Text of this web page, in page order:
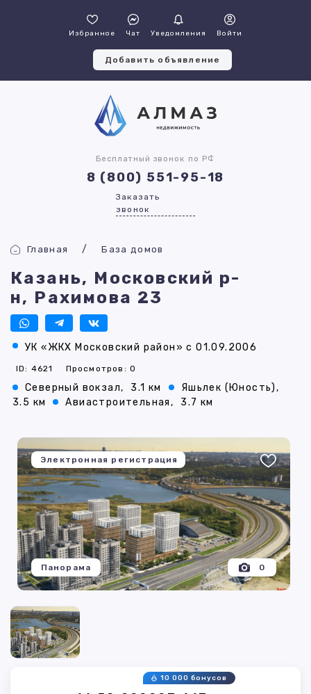
Избранное Чат Уведомления Войти
Добавить объявление
Бесплатный звонок по РФ
8 (800) 551-95-18
Заказать
звонок
Главная База домов
Казань, Московский р-
н, Рахимова 23
УК «ЖКХ Московский район» с 01.09.2006
ID: 4621 Просмотров: 0
Северный вокзал, 3.1 км
Яшьлек (Юность),
3.5 км
Авиастроительная, 3.7 км
Электронная регистрация
0
Панорама
10 000 бонусов